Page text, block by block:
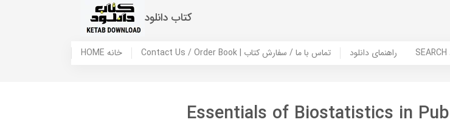
کتاب دانلود
HOME خانه Contact Us / Order Book | تماس با ما / سفارش کتاب راهنمای دانلود
Essentials of Biostatistics in